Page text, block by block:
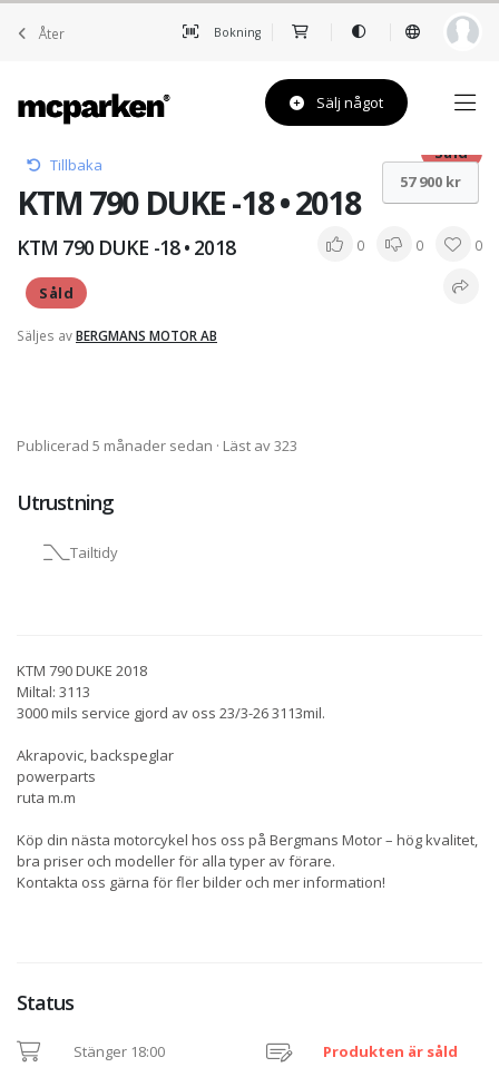
Åter Bokning
Sälj något
Tillbaka
KTM 790 DUKE -18 • 2018
Såld
KTM 790 DUKE -18 • 2018
Såld
0 0 0
Säljes avBERGMANS MOTOR AB
57 900 kr
Publicerad 5 månader sedan · Läst av 323
Utrustning
Tailtidy
KTM 790 DUKE 2018
Miltal: 3113
3000 mils service gjord av oss 23/3-26 3113mil.
Akrapovic, backspeglar
powerparts
ruta m.m
Köp din nästa motorcykel hos oss på Bergmans Motor – hög kvalitet,
bra priser och modeller för alla typer av förare.
Kontakta oss gärna för fler bilder och mer information!
Status
Stänger 18:00 Produkten är såld